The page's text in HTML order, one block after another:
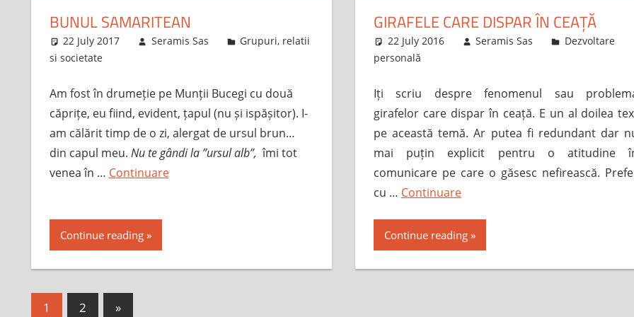
BUNUL SAMARITEAN
22 July 2017 Seramis Sas
Grupuri, relatii
si societate
Am fost în drumeție pe Munții Bucegi cu două
căprițe, eu fiind, evident, țapul (nu și ispășitor). I-
am călărit timp de o zi, alergat de ursul brun…
din capul meu. Nu te gândi la ”ursul alb”, îmi tot
venea în … Continuare
Continue reading
GIRAFELE CARE DISPAR ÎN CEAȚĂ
22 July 2016 Seramis Sas
Dezvoltare
personală
Iți scriu despre fenomenul sau
girafelor care dispar în ceață. E un al doilea
pe această temă. Ar putea fi redundant dar
mai puțin explicit pentru o atitudine
comunicare pe care o găsesc nefirească.
cu … Continuare
Continue reading
Posts
1 2 Next
»